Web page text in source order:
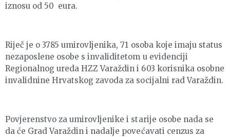
iznosu od 50 eura.
Riječ je o 3785 umirovljenika, 71 osoba koje imaju status
nezaposlene osobe s invaliditetom u evidenciji
Regionalnog ureda HZZ Varaždin i 603 korisnika osobne
invalidnine Hrvatskog zavoda za socijalni rad Varaždin.
Povjerenstvo za umirovljenike i starije osobe nada se
da će Grad Varaždin i nadalje povećavati cenzus za